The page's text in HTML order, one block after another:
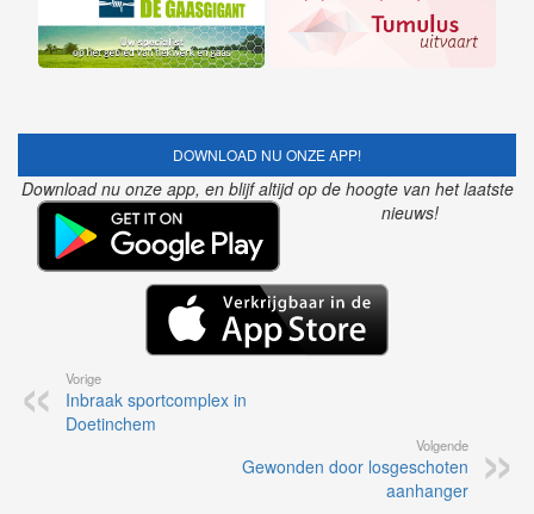
DOWNLOAD NU ONZE APP!
Download nu onze app, en blijf altijd op de hoogte van het laatste
nieuws!
Vorige
Inbraak sportcomplex in
Doetinchem
Volgende
Gewonden door losgeschoten
aanhanger